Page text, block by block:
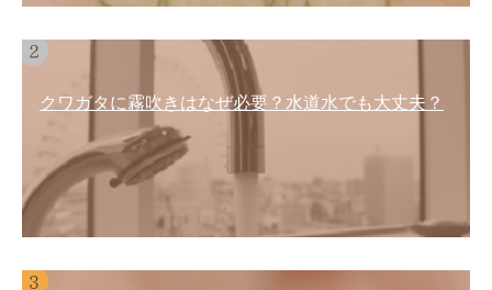
クワガタに霧吹きはなぜ必要？水道水でも大丈夫？